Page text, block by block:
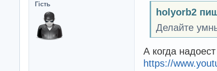
Гість
holyorb2
Делайте
А когда
https://